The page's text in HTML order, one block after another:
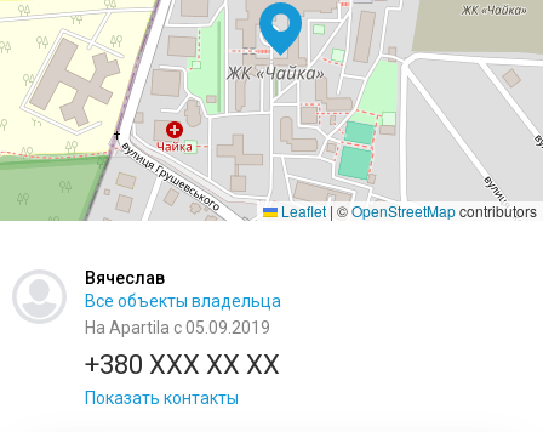
Leaflet | ©OpenStreetMapcontributors
Вячеслав
Все объекты владельца
На Apartila с 05.09.2019
+380 XXX XX XX
Показать контакты